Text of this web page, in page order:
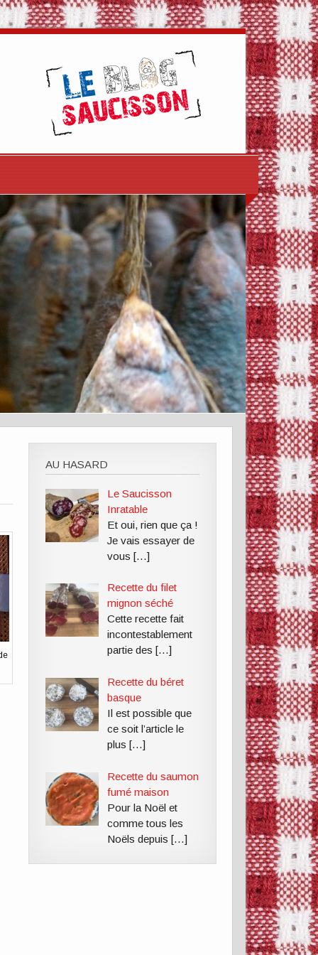
AU HASARD
Le Saucisson
Inratable
Et oui, rien que ça !
Je vais essayer de
vous […]
Recette du filet
mignon séché
Cette recette fait
incontestablement
partie des […]
Recette du béret
basque
Il est possible que
ce soit l’article le
plus […]
Recette du saumon
fumé maison
Pour la Noël et
comme tous les
Noëls depuis […]